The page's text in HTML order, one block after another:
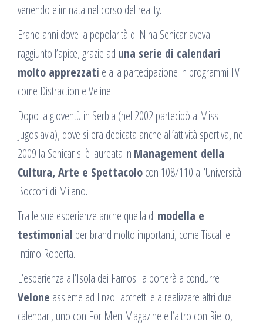
venendo eliminata nel corso del reality.
Erano anni dove la popolarità di Nina Senicar aveva
raggiunto l’apice, grazie ad una serie di calendari
molto apprezzati e alla partecipazione in programmi TV
come Distraction e Veline.
Dopo la gioventù in Serbia (nel 2002 partecipò a Miss
Jugoslavia), dove si era dedicata anche all’attività sportiva, nel
2009 la Senicar si è laureata in Management della
Cultura, Arte e Spettacolocon 108/110 all’Università
Bocconi di Milano.
Tra le sue esperienze anche quella di modella e
testimonial per brand molto importanti, come Tiscali e
Intimo Roberta.
L’esperienza all’Isola dei Famosi la porterà a condurre
Velone assieme ad Enzo Iacchetti e a realizzare altri due
calendari, uno con For Men Magazine e l’altro con Riello,